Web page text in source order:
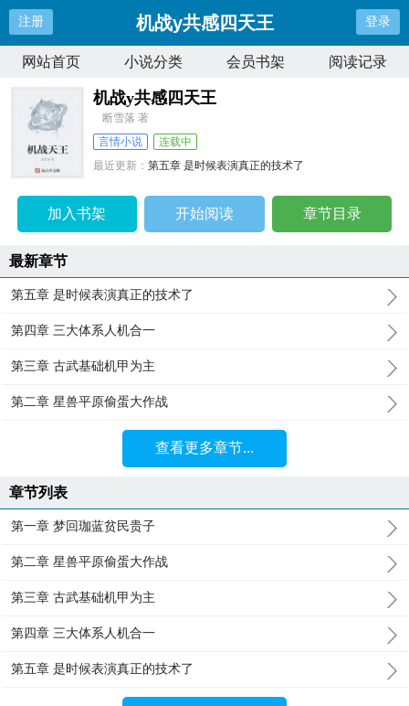
注册 机战y共感四天王 登录
网站首页 小说分类 会员书架 阅读记录
机战y共感四天王
断雪落 著
言情小说
连载中
最近更新：第五章 是时候表演真正的技术了
加入书架 开始阅读 章节目录
最新章节
第五章 是时候表演真正的技术了
第四章 三大体系人机合一
第三章 古武基础机甲为主
第二章 星兽平原偷蛋大作战
查看更多章节...
章节列表
第一章 梦回珈蓝贫民贵子
第二章 星兽平原偷蛋大作战
第三章 古武基础机甲为主
第四章 三大体系人机合一
第五章 是时候表演真正的技术了